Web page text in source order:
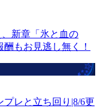
新章「氷と血の
もお見逃し無く！
レと立ち回り|8/6更